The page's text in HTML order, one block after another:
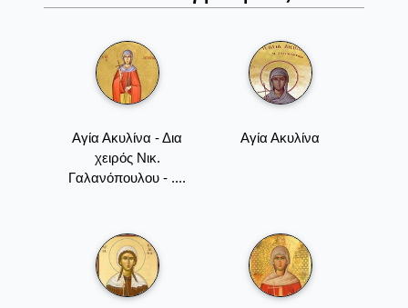
Αγία Ακυλίνα - Δια
χειρός Νικ.
Γαλανόπουλου - ....
Αγία Ακυλίνα